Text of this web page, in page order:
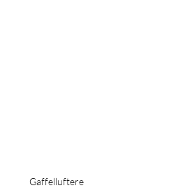
Gaffelluftere